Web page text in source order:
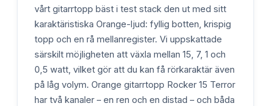
vårt gitarrtopp bäst i test stack den ut med sitt
karaktäristiska Orange-ljud: fyllig botten, krispig
topp och en rå mellanregister. Vi uppskattade
särskilt möjligheten att växla mellan 15, 7, 1 och
0,5 watt, vilket gör att du kan få rörkaraktär även
på låg volym. Orange gitarrtopp Rocker 15 Terror
har två kanaler – en ren och en distad – och båda